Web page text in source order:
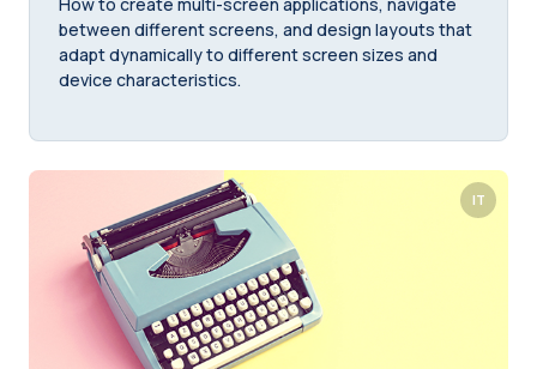
between different screens, and design layouts that
adapt dynamically to different screen sizes and
device characteristics.
IT